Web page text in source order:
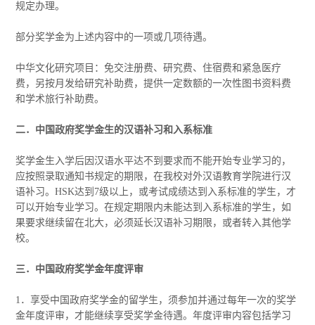
规定办理。
部分奖学金为上述内容中的一项或几项待遇。
中华文化研究项目：免交注册费、研究费、住宿费和紧急医疗
费，另按月发给研究补助费，提供一定数额的一次性图书资料费
和学术旅行补助费。
二．中国政府奖学金生的汉语补习和入系标准
奖学金生入学后因汉语水平达不到要求而不能开始专业学习的，
应按照录取通知书规定的期限，在我校对外汉语教育学院进行汉
语补习。HSK达到7级以上，或考试成绩达到入系标准的学生，才
可以开始专业学习。在规定期限内未能达到入系标准的学生，如
果要求继续留在北大，必须延长汉语补习期限，或者转入其他学
校。
三．中国政府奖学金年度评审
1．享受中国政府奖学金的留学生，须参加并通过每年一次的奖学
金年度评审，才能继续享受奖学金待遇。年度评审内容包括学习